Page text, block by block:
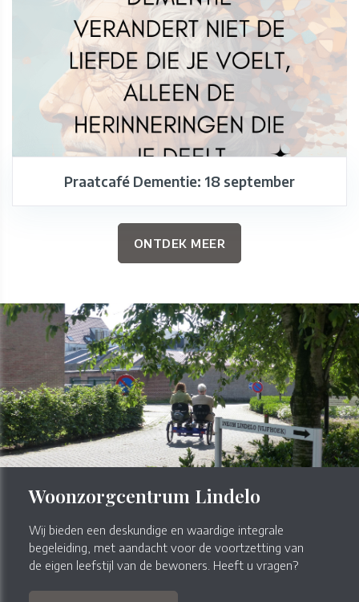
Praatcafé Dementie: 18 september
ONTDEK MEER
Woonzorgcentrum Lindelo
Wij bieden een deskundige en waardige integrale
begeleiding, met aandacht voor de voortzetting van
de eigen leefstijl van de bewoners. Heeft u vragen?